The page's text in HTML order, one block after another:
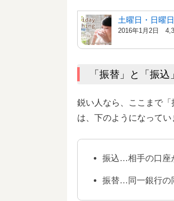
土曜日・日曜
2016年1月2日
「振替」と「振
鋭い人なら、ここまで
は、下のようになってい
振込…相手の口座
振替…同一銀行の